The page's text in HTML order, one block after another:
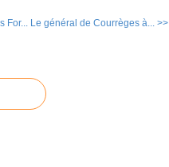
For... Le général de Courrèges à... >>